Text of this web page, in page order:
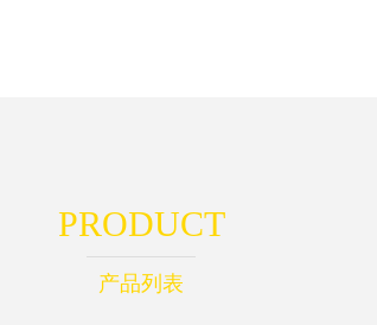
PRODUCT
产品列表